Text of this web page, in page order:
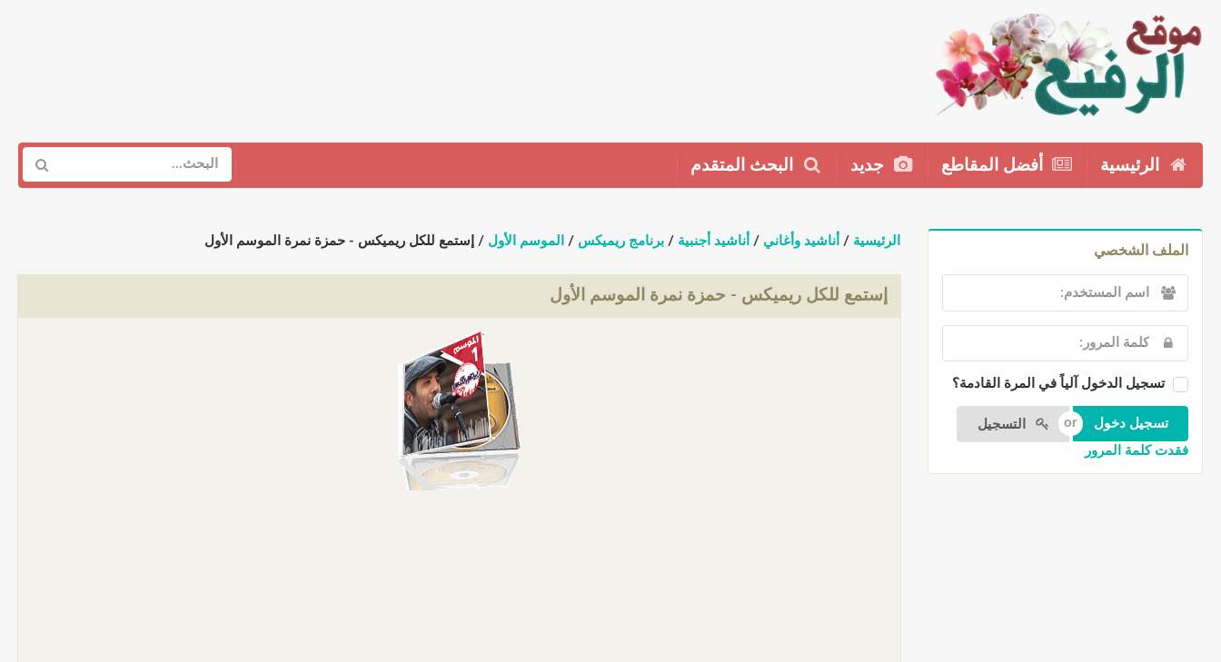
الرئيسية أفضل المقاطع جديد البحث المتقدم
الملف الشخصي
تسجيل الدخول آلياً في المرة القادمة؟
التسجيل
فقدت كلمة المرور
الرئيسية / أناشيد وأغاني / أناشيد أجنبية /برنامج ريميكس / الموسم الأول / إستمع للكل ريميكس - حمزة نمرة الموسم الأول
إستمع للكل ريميكس - حمزة نمرة الموسم الأول